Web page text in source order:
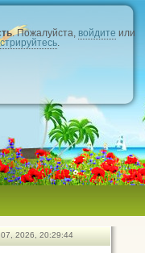
. Пожалуйста, войдите или
.
07, 2026, 20:29:44